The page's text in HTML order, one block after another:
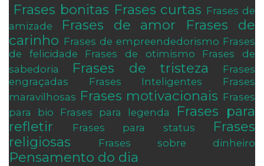
Frases bonitas Frases curtas Frases de
amizade
Frases de amor
Frases de
carinho Frases de empreendedorismo Frases
de felicidade
Frases de otimismo
Frases de
sabedoria
Frases de tristeza
Frases
engraçadas
Frases Inteligentes
Frases
maravilhosas Frases motivacionais Frases
para bio
Frases para legenda
Frases para
refletir
Frases para status
Frases
religiosas
Frases sobre dinheiro
Pensamento do dia